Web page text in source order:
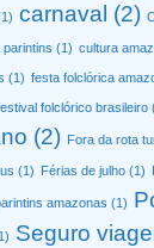
carnaval (2)
(1) cultura
(1) festa folclórica
folclórico brasileiro
(2) Fora da rota
(1) Férias de julho (1)
amazonas (1)
Seguro